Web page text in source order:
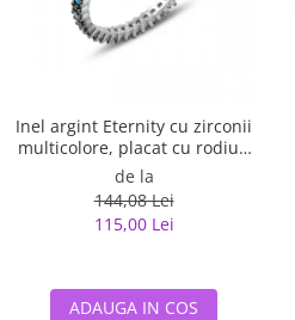
Inel argint Eternity cu zirconii
multicolore, placat cu rodiu -
ITU0229
de la
144,08 Lei
115,00 Lei
ADAUGA IN COS